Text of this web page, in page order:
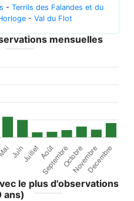
- Terrils des Falandes et du
- Val du Flot
mensuelles
le plus d'observations
ans)